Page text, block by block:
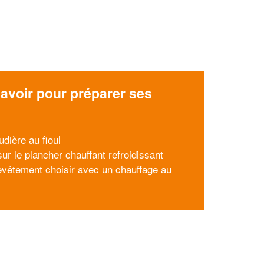
pour préparer ses
au fioul
le plancher chauffant refroidissant
choisir avec un chauffage au